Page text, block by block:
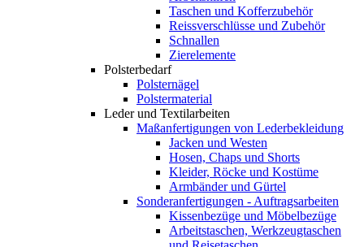
Taschen und Kofferzubehör
Reissverschlüsse und Zubehör
Schnallen
Zierelemente
Polsterbedarf
Polsternägel
Polstermaterial
Leder und Textilarbeiten
Maßanfertigungen von Lederbekleidung
Jacken und Westen
Hosen, Chaps und Shorts
Kleider, Röcke und Kostüme
Armbänder und Gürtel
Sonderanfertigungen - Auftragsarbeiten
Kissenbezüge und Möbelbezüge
Arbeitstaschen, Werkzeugtaschen